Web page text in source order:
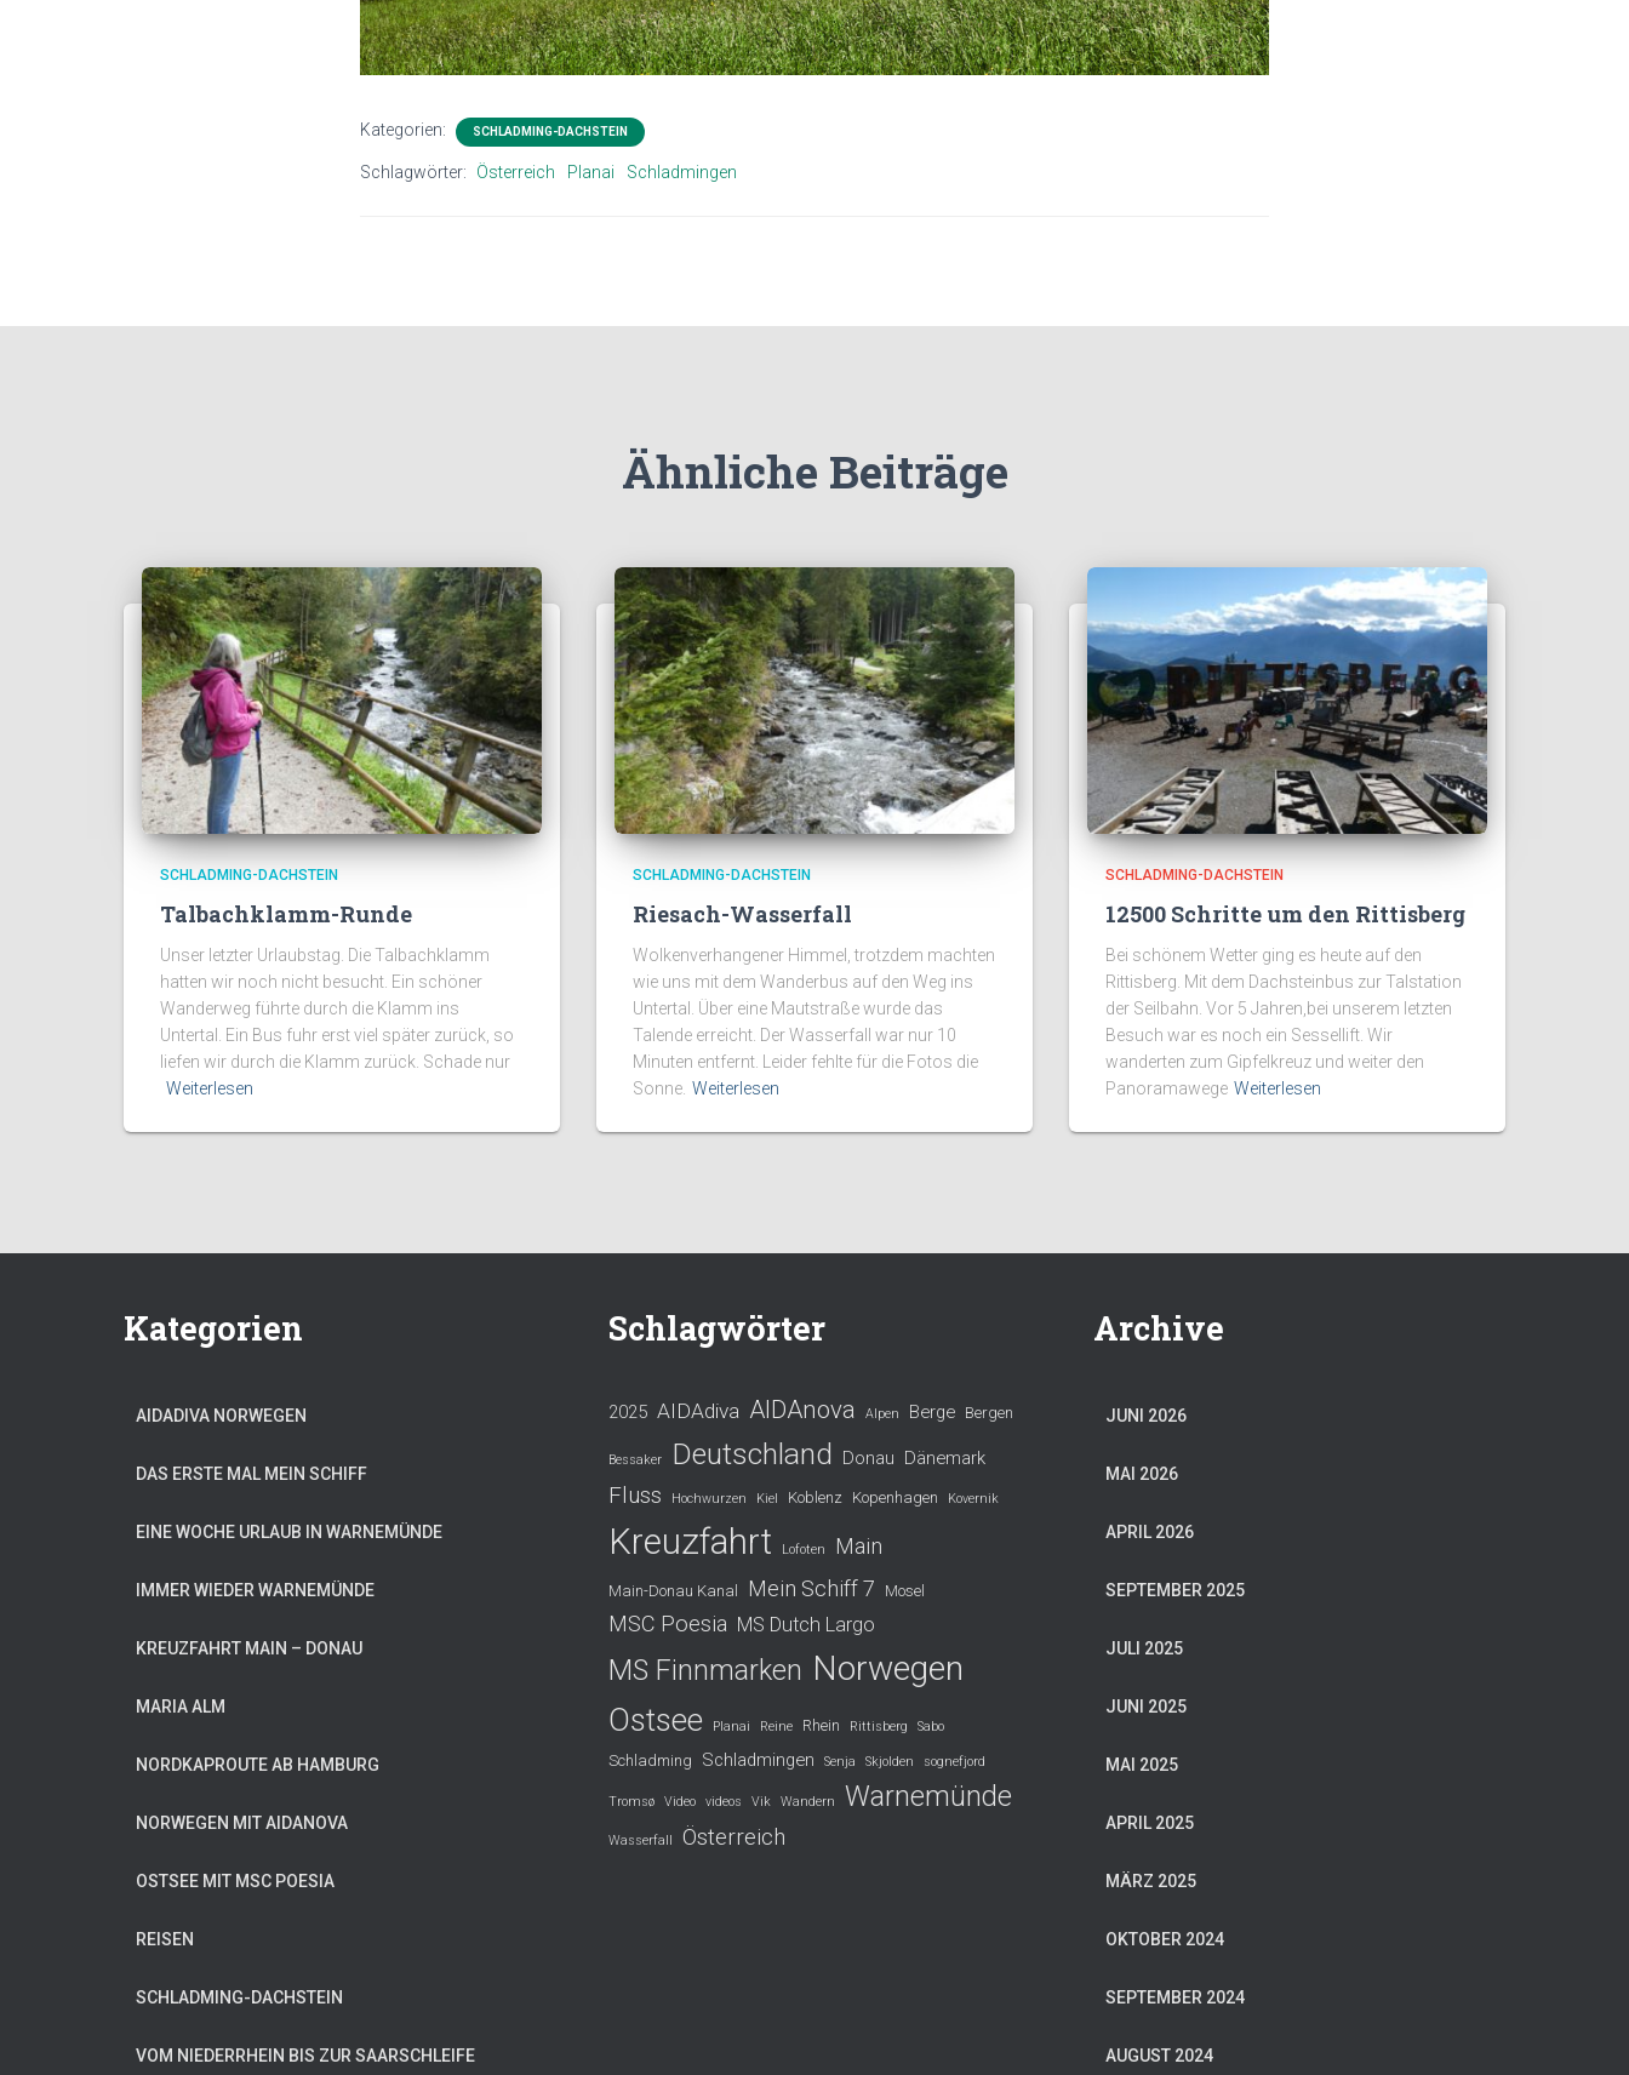
Kategorien: SCHLADMING-DACHSTEIN
Schlagwörter: Österreich Planai Schladmingen
Ähnliche Beiträge
SCHLADMING-DACHSTEIN
Talbachklamm-Runde
Unser letzter Urlaubstag. Die Talbachklamm
hatten wir noch nicht besucht. Ein schöner
Wanderweg führte durch die Klamm ins
Untertal. Ein Bus fuhr erst viel später zurück, so
liefen wir durch die Klamm zurück. Schade nur
Weiterlesen
SCHLADMING-DACHSTEIN
Riesach-Wasserfall
Wolkenverhangener Himmel, trotzdem machten
wie uns mit dem Wanderbus auf den Weg ins
Untertal. Über eine Mautstraße wurde das
Talende erreicht. Der Wasserfall war nur 10
Minuten entfernt. Leider fehlte für die Fotos die
Sonne. Weiterlesen
SCHLADMING-DACHSTEIN
12500 Schritte um den Rittisberg
Bei schönem Wetter ging es heute auf den
Rittisberg. Mit dem Dachsteinbus zur Talstation
der Seilbahn. Vor 5 Jahren,bei unserem letzten
Besuch war es noch ein Sessellift. Wir
wanderten zum Gipfelkreuz und weiter den
Panoramawege Weiterlesen
Kategorien
AIDADIVA NORWEGEN
DAS ERSTE MAL MEIN SCHIFF
EINE WOCHE URLAUB IN WARNEMÜNDE
IMMER WIEDER WARNEMÜNDE
KREUZFAHRT MAIN – DONAU
MARIA ALM
NORDKAPROUTE AB HAMBURG
NORWEGEN MIT AIDANOVA
OSTSEE MIT MSC POESIA
REISEN
SCHLADMING-DACHSTEIN
VOM NIEDERRHEIN BIS ZUR SAARSCHLEIFE
Schlagwörter
2025 AIDAdiva AIDAnova Alpen Berge Bergen
Bessaker Deutschland Donau Dänemark
Fluss Hochwurzen Kiel Koblenz Kopenhagen Kovernik
Kreuzfahrt Lofoten Main
Main-Donau Kanal Mein Schiff 7 Mosel
MSC Poesia MS Dutch Largo
MS Finnmarken Norwegen
Ostsee Planai Reine Rhein Rittisberg Sabo
Schladming Schladmingen Senja Skjolden sognefjord
Tromsø Video videos Vik Wandern Warnemünde
Wasserfall Österreich
Archive
JUNI 2026
MAI 2026
APRIL 2026
SEPTEMBER 2025
JULI 2025
JUNI 2025
MAI 2025
APRIL 2025
MÄRZ 2025
OKTOBER 2024
SEPTEMBER 2024
AUGUST 2024